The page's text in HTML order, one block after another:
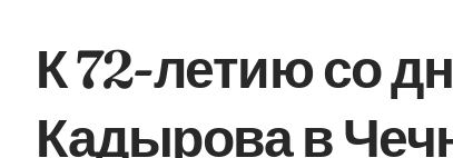
К 72-летию со
Кадырова в